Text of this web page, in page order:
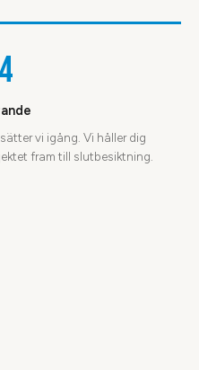
vi igång. Vi håller dig
fram till slutbesiktning.